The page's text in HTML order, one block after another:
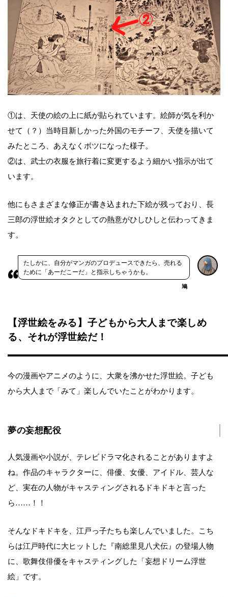
①は、天使の絵の上に紙が貼られています。絵師が気を利か
せて（？）当時目新しかった外国のモチーフ、天使を描いて
みたところ、あえなくボツになった様子。
②は、武士の衣服を旅行着に変更するよう細かい指示が出て
います。
他にもさまざまな修正が書き込まれた下絵が残っており、長
三郎の浮世絵オタクとしての熱意がひしひしと伝わってきま
す。
たしかに、自分がマンガのプロデュースできたら、売れる
ために「あーだこーだ」と指示しちゃうかも。
鳩
【浮世絵をみる】子どもから大人まで楽しめ
る、それが浮世絵だ！
今の漫画やアニメのように、大衆を沸かせた浮世絵。子ども
から大人まで「みて」楽しんでいたことがわかります。
夢の妄想配役
人気漫画や小説が、テレビドラマ化されることがありますよ
ね。作品のキャラクターに、俳優、女優、アイドル、芸人な
ど、実在の人物がキャスティングされるドキドキと言った
ら……！！
そんなドキドキを、江戸っ子たちも楽しんでいました。こち
らは江戸時代に大ヒットした『南総里見八犬伝』の登場人物
に、歌舞伎俳優をキャスティングした「妄想ドリーム浮世
絵」です。